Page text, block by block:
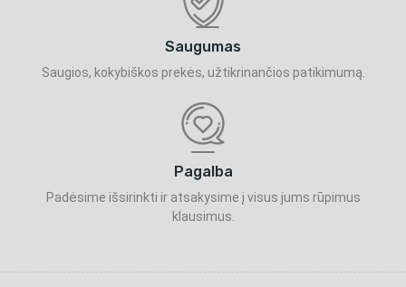
Saugumas
Saugios, kokybiškos prekės, užtikrinančios patikimumą.
Pagalba
Padėsime išsirinkti ir atsakysime į visus jums rūpimus
klausimus.